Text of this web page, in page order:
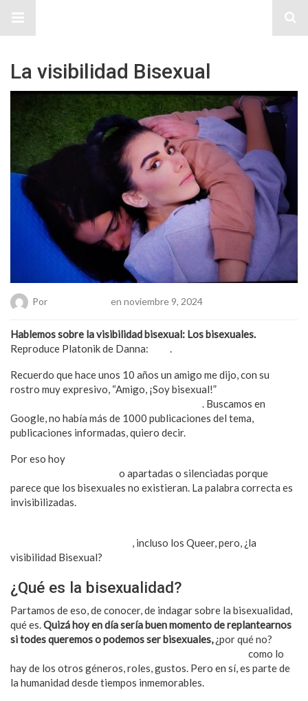
La visibilidad Bisexual
Por en noviembre 9, 2024
Hablemos sobre la visibilidad bisexual: Los bisexuales.
Reproduce Platonik de Danna:
.
Recuerdo que hace unos 10 años un amigo me dijo, con su
rostro muy expresivo, “Amigo, ¡Soy bisexual!”
. Buscamos en
Google, no había más de 1000 publicaciones del tema,
publicaciones informadas, quiero decir.
Por eso hoy
o apartadas o silenciadas porque
parece que los bisexuales no existieran. La palabra correcta es
invisibilizadas.
, incluso los Queer, pero, ¿la
visibilidad Bisexual?
¿Qué es la bisexualidad?
Partamos de eso, de conocer, de indagar sobre la bisexualidad,
qué es.Quizá hoy en día sería buen momento de replantearnos
si todes queremos o podemos ser bisexuales,¿por qué no?
como lo
hay de los otros géneros, roles, gustos. Pero en sí, es parte de
la humanidad desde tiempos inmemorables.